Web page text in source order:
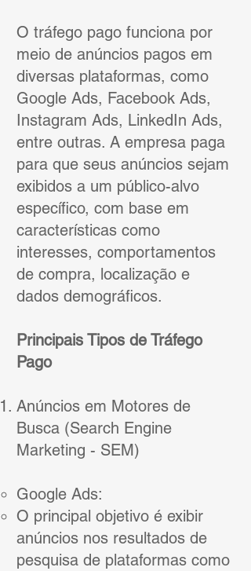
O tráfego pago funciona por
meio de anúncios pagos em
diversas plataformas, como
Google Ads, Facebook Ads,
Instagram Ads, LinkedIn Ads,
entre outras. A empresa paga
para que seus anúncios sejam
exibidos a um público-alvo
específico, com base em
características como
interesses, comportamentos
de compra, localização e
dados demográficos.
Principais Tipos de Tráfego
Pago
Anúncios em Motores de
Busca (Search Engine
Marketing - SEM)
Google Ads:
O principal objetivo é exibir
anúncios nos resultados de
pesquisa de plataformas como